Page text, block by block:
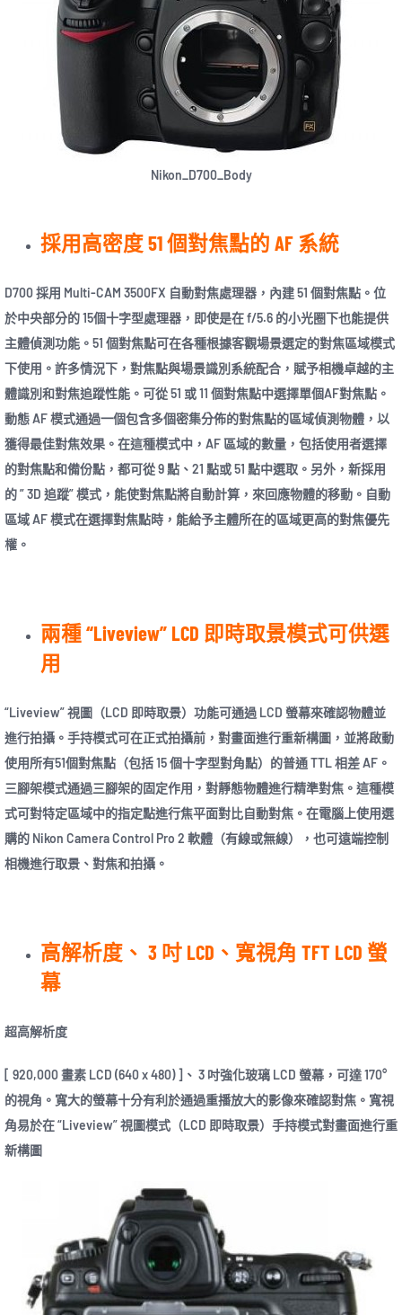
Nikon_D700_Body
採用高密度 51 個對焦點的 AF 系統
D700 採用 Multi-CAM 3500FX 自動對焦處理器，內建 51 個對焦點。位
於中央部分的 15個十字型處理器，即使是在 f/5.6 的小光圈下也能提供
主體偵測功能。51 個對焦點可在各種根據客觀場景選定的對焦區域模式
下使用。許多情況下，對焦點與場景識別系統配合，賦予相機卓越的主
體識別和對焦追蹤性能。可從 51 或 11 個對焦點中選擇單個AF對焦點。
動態 AF 模式通過一個包含多個密集分佈的對焦點的區域偵測物體，以
獲得最佳對焦效果。在這種模式中，AF 區域的數量，包括使用者選擇
的對焦點和備份點，都可從 9 點、21 點或 51 點中選取。另外，新採用
的 ” 3D 追蹤” 模式，能使對焦點將自動計算，來回應物體的移動。自動
區域 AF 模式在選擇對焦點時，能給予主體所在的區域更高的對焦優先
權。
兩種 “Liveview” LCD 即時取景模式可供選
用
“Liveview” 視圖（LCD 即時取景）功能可通過 LCD 螢幕來確認物體並
進行拍攝。手持模式可在正式拍攝前，對畫面進行重新構圖，並將啟動
使用所有51個對焦點（包括 15 個十字型對角點）的普通 TTL 相差 AF。
三腳架模式通過三腳架的固定作用，對靜態物體進行精準對焦。這種模
式可對特定區域中的指定點進行焦平面對比自動對焦。在電腦上使用選
購的 Nikon Camera Control Pro 2 軟體（有線或無線），也可遠端控制
相機進行取景、對焦和拍攝。
高解析度、 3 吋 LCD、寬視角 TFT LCD 螢
幕
超高解析度
[ 920,000 畫素 LCD (640 x 480) ]、 3 吋強化玻璃 LCD 螢幕，可達 170°
的視角。寬大的螢幕十分有利於通過重播放大的影像來確認對焦。寬視
角易於在 “Liveview” 視圖模式（LCD 即時取景）手持模式對畫面進行重
新構圖